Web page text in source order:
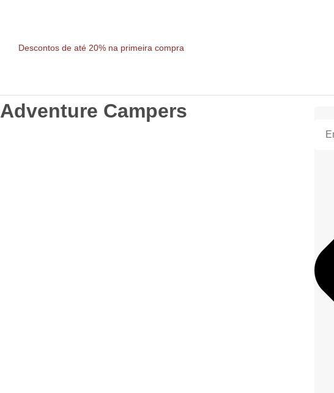
Descontos de até 20% na primeira compra
Adventure Campers